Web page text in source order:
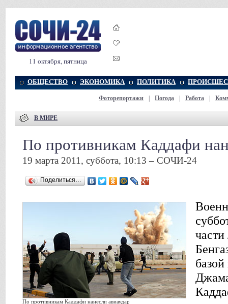
11 октября, пятница
ОБЩЕСТВО ЭКОНОМИКА ПОЛИТИКА
Фоторепортажи Погода Работа
В МИРЕ
По противникам Каддафи
19 марта 2011, суббота, 10:13 – СОЧИ-24
Поделиться…
По противникам Каддафи нанесли авиаудар
части